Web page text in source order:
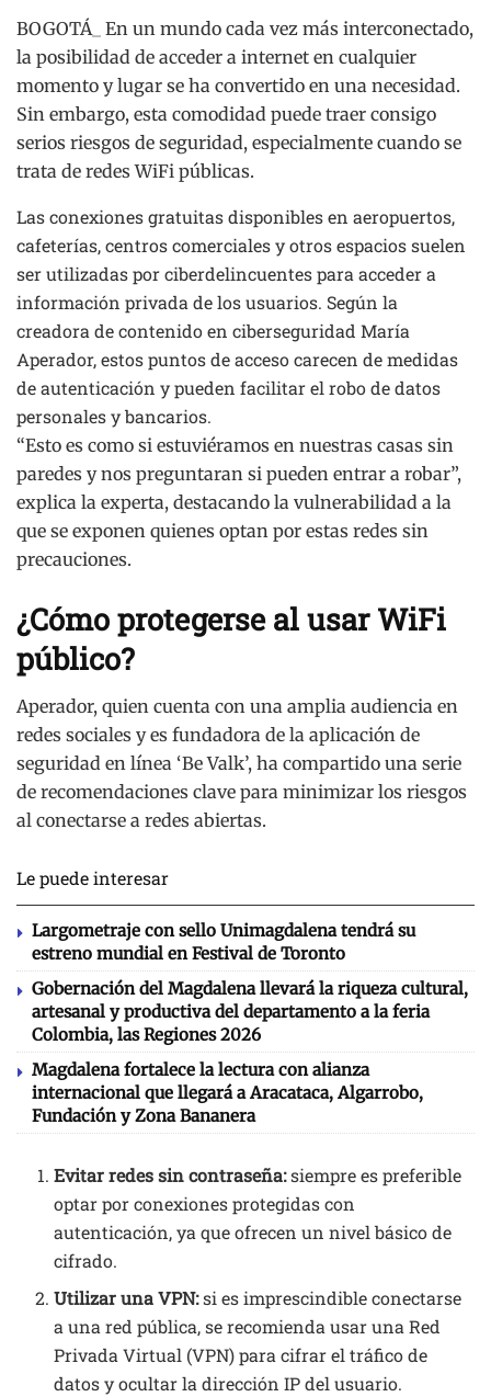
BOGOTÁ_ En un mundo cada vez más interconectado,
la posibilidad de acceder a internet en cualquier
momento y lugar se ha convertido en una necesidad.
Sin embargo, esta comodidad puede traer consigo
serios riesgos de seguridad, especialmente cuando se
trata de redes WiFi públicas.
Las conexiones gratuitas disponibles en aeropuertos,
cafeterías, centros comerciales y otros espacios suelen
ser utilizadas por ciberdelincuentes para acceder a
información privada de los usuarios. Según la
creadora de contenido en ciberseguridad María
Aperador, estos puntos de acceso carecen de medidas
de autenticación y pueden facilitar el robo de datos
personales y bancarios.
“Esto es como si estuviéramos en nuestras casas sin
paredes y nos preguntaran si pueden entrar a robar”,
explica la experta, destacando la vulnerabilidad a la
que se exponen quienes optan por estas redes sin
precauciones.
¿Cómo protegerse al usar WiFi
público?
Aperador, quien cuenta con una amplia audiencia en
redes sociales y es fundadora de la aplicación de
seguridad en línea ‘Be Valk’, ha compartido una serie
de recomendaciones clave para minimizar los riesgos
al conectarse a redes abiertas.
Le puede interesar
Largometraje con sello Unimagdalena tendrá su
estreno mundial en Festival de Toronto
Gobernación del Magdalena llevará la riqueza cultural,
artesanal y productiva del departamento a la feria
Colombia, las Regiones 2026
Magdalena fortalece la lectura con alianza
internacional que llegará a Aracataca, Algarrobo,
Fundación y Zona Bananera
Evitar redes sin contraseña:siempre es preferible
optar por conexiones protegidas con
autenticación, ya que ofrecen un nivel básico de
cifrado.
Utilizar una VPN:si es imprescindible conectarse
a una red pública, se recomienda usar una Red
Privada Virtual (VPN) para cifrar el tráfico de
datos y ocultar la dirección IP del usuario.